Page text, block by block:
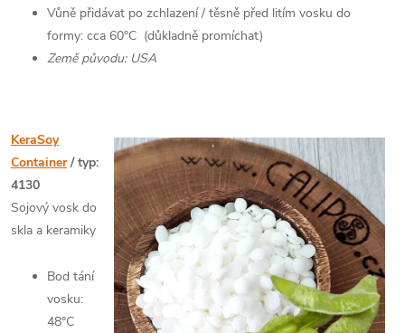
Vůně přidávat po zchlazení / těsně před litím vosku do
formy: cca 60°C (důkladně promíchat)
Země původu: USA
KeraSoy
Container/ typ:
4130
Sojový vosk do
skla a keramiky
Bod tání
vosku:
48°C